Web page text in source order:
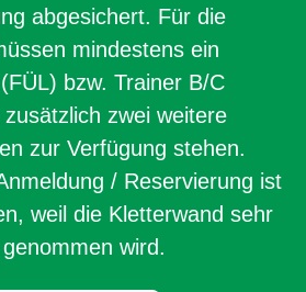
abgesichert. Für die
mindestens ein
bzw. Trainer B/C
zwei weitere
zur Verfügung stehen.
/ Reservierung ist
weil die Kletterwand sehr
wird.